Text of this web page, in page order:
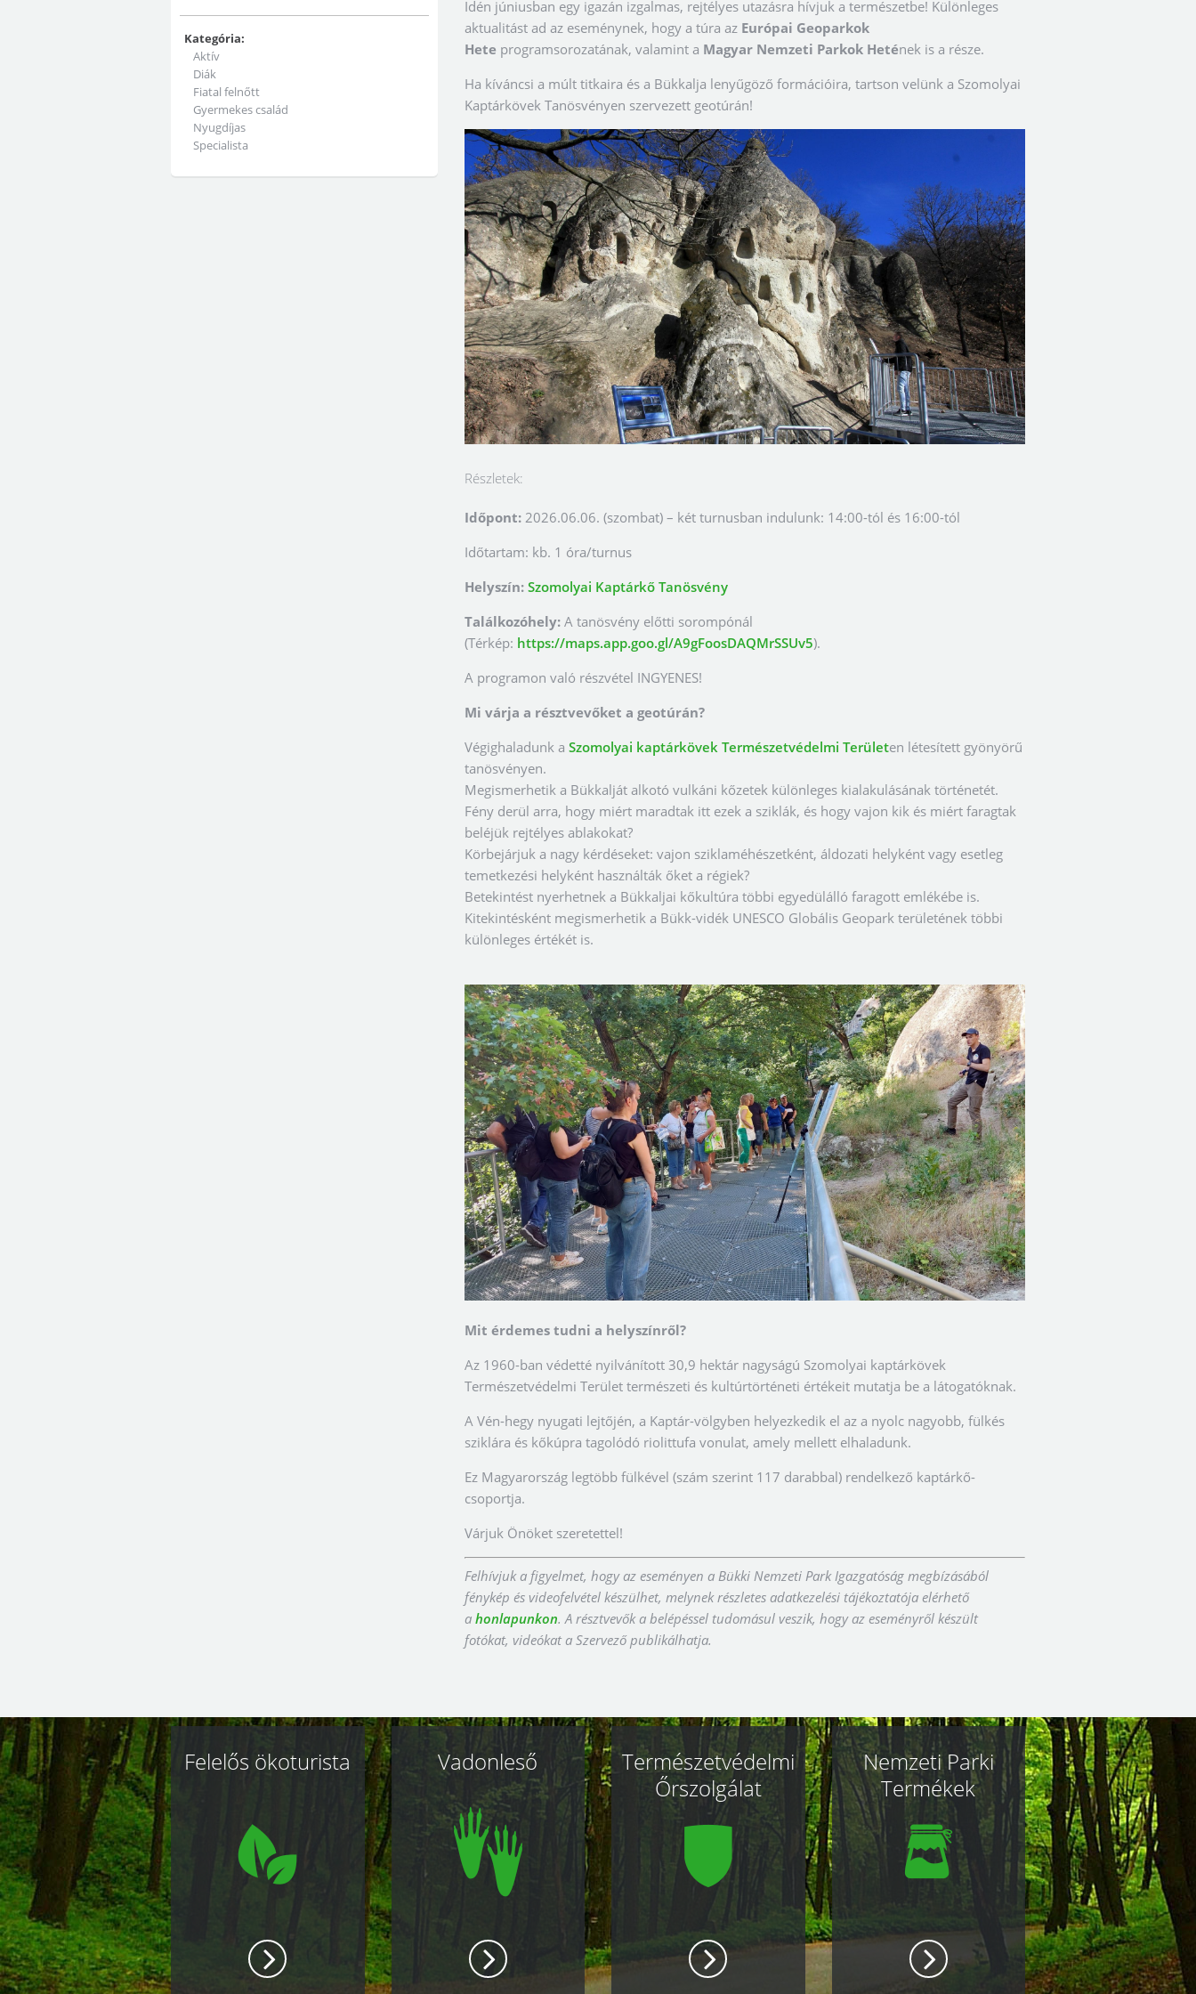
Kategória:
Aktív
Diák
Fiatal felnőtt
Gyermekes család
Nyugdíjas
Specialista
Idén júniusban egy igazán izgalmas, rejtélyes utazásra hívjuk a természetbe! Különleges
aktualitást ad az eseménynek, hogy a túra az Európai Geoparkok
Hete programsorozatának, valamint a Magyar Nemzeti Parkok Hetének is a része.
Ha kíváncsi a múlt titkaira és a Bükkalja lenyűgöző formációira, tartson velünk a Szomolyai
Kaptárkövek Tanösvényen szervezett geotúrán!
Részletek:
Időpont: 2026.06.06. (szombat) – két turnusban indulunk: 14:00-tól és 16:00-tól
Időtartam: kb. 1 óra/turnus
Helyszín: Szomolyai Kaptárkő Tanösvény
Találkozóhely: A tanösvény előtti sorompónál
(Térkép: https://maps.app.goo.gl/A9gFoosDAQMrSSUv5).
A programon való részvétel INGYENES!
Mi várja a résztvevőket a geotúrán?
Végighaladunk a Szomolyai kaptárkövek Természetvédelmi Területen létesített gyönyörű
tanösvényen.
Megismerhetik a Bükkalját alkotó vulkáni kőzetek különleges kialakulásának történetét.
Fény derül arra, hogy miért maradtak itt ezek a sziklák, és hogy vajon kik és miért faragtak
beléjük rejtélyes ablakokat?
Körbejárjuk a nagy kérdéseket: vajon sziklaméhészetként, áldozati helyként vagy esetleg
temetkezési helyként használták őket a régiek?
Betekintést nyerhetnek a Bükkaljai kőkultúra többi egyedülálló faragott emlékébe is.
Kitekintésként megismerhetik a Bükk-vidék UNESCO Globális Geopark területének többi
különleges értékét is.
Mit érdemes tudni a helyszínről?
Az 1960-ban védetté nyilvánított 30,9 hektár nagyságú Szomolyai kaptárkövek
Természetvédelmi Terület természeti és kultúrtörténeti értékeit mutatja be a látogatóknak.
A Vén-hegy nyugati lejtőjén, a Kaptár-völgyben helyezkedik el az a nyolc nagyobb, fülkés
sziklára és kőkúpra tagolódó riolittufa vonulat, amely mellett elhaladunk.
Ez Magyarország legtöbb fülkével (szám szerint 117 darabbal) rendelkező kaptárkő-
csoportja.
Várjuk Önöket szeretettel!
Felhívjuk a figyelmet, hogy az eseményen a Bükki Nemzeti Park Igazgatóság megbízásából
fénykép és videofelvétel készülhet, melynek részletes adatkezelési tájékoztatója elérhető
a honlapunkon. A résztvevők a belépéssel tudomásul veszik, hogy az eseményről készült
fotókat, videókat a Szervező publikálhatja.
Kapcsolódó
oldalak
Felelős ökoturista Vadonleső
Természetvédelmi
Őrszolgálat
Nemzeti Parki
Termékek